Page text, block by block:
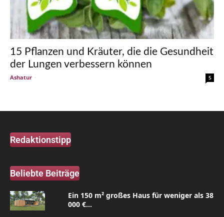
15 Pflanzen und Kräuter, die die Gesundheit
der Lungen verbessern können
Ashatur - 5
Redaktionstipp
Beliebte Beiträge
Ein 150 m² großes Haus für weniger als 38
000 €...